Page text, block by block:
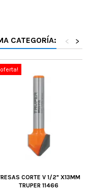
CATEGORÍA: >
<
oferta!
CORTE V 1/2" X13MM
TRUPER 11466